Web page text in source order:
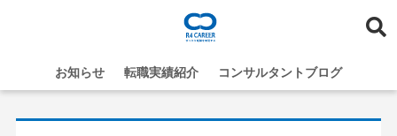
お知らせ 転職実績紹介 コンサルタントブログ